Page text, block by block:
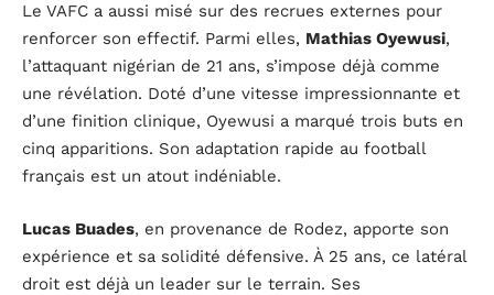
Le VAFC a aussi misé sur des recrues externes pour
renforcer son effectif. Parmi elles, Mathias Oyewusi,
l’attaquant nigérian de 21 ans, s’impose déjà comme
une révélation. Doté d’une vitesse impressionnante et
d’une finition clinique, Oyewusi a marqué trois buts en
cinq apparitions. Son adaptation rapide au football
français est un atout indéniable.
Lucas Buades, en provenance de Rodez, apporte son
expérience et sa solidité défensive. À 25 ans, ce latéral
droit est déjà un leader sur le terrain. Ses